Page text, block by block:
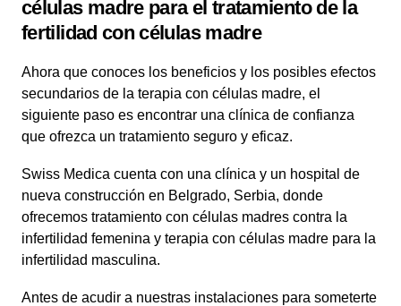
células madre para el tratamiento de la
fertilidad con células madre
Ahora que conoces los beneficios y los posibles efectos
secundarios de la terapia con células madre, el
siguiente paso es encontrar una clínica de confianza
que ofrezca un tratamiento seguro y eficaz.
Swiss Medica cuenta con una clínica y un hospital de
nueva construcción en Belgrado, Serbia, donde
ofrecemos tratamiento con células madres contra la
infertilidad femenina y terapia con células madre para la
infertilidad masculina.
Antes de acudir a nuestras instalaciones para someterte